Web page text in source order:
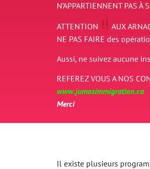
N’APPARTIENNENT PAS À
ATTENTION AUX
NE PAS FAIRE des
Aussi, ne suivez aucune
REFEREZ VOUS A NOS
www.jumosimmigration.ca
Merci
Il existe plusieurs